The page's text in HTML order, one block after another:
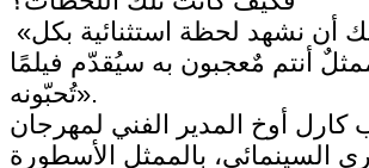
«نحن على وشك أن نشهد لحظة استثنائية بكل
أنتم مٌعجبون به سيُقدّم فيلمًا
تُحبّونه».
أوخ المدير الفني لمهرجان
السينمائي، بالممثل الأسطورة